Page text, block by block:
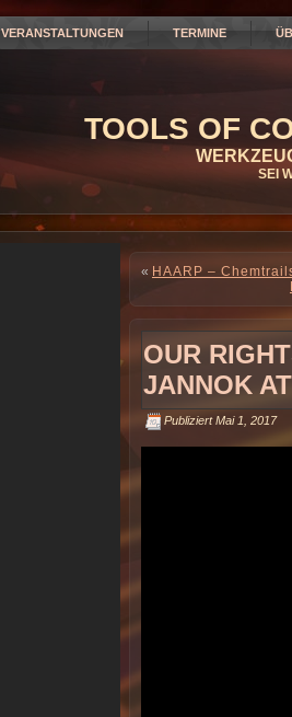
VERANSTALTUNGEN TERMINE
TOOLS OF
SEI
« HAARP –
OUR
JANNOK
Publiziert Mai 1, 2017